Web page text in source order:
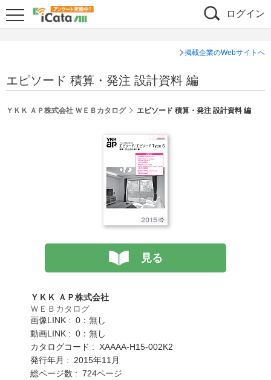
ログイン
掲載企業のWebサイトへ
エピソード 積算・発注 設計資料 編
ＹＫＫ ＡＰ株式会社 ＷＥＢカタログ エピソード 積算・発注 設計資料 編
見る
ＹＫＫ ＡＰ株式会社
ＷＥＢカタログ
画像LINK : 0：無し
動画LINK : 0：無し
カタログコード : XAAAA-H15-002K2
発行年月 : 2015年11月
総ページ数 : 724ページ